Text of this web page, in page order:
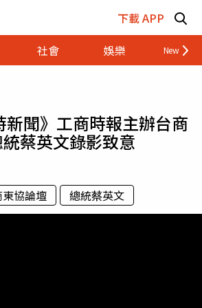
下載 APP
社會 娛樂 財經
新聞》工商時報主辦台商
蔡英文錄影致意
東協論壇 總統蔡英文